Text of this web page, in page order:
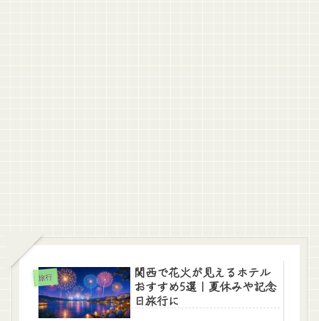
旅行
関西で花火が見えるホテル
おすすめ5選｜夏休みや記念
日旅行に